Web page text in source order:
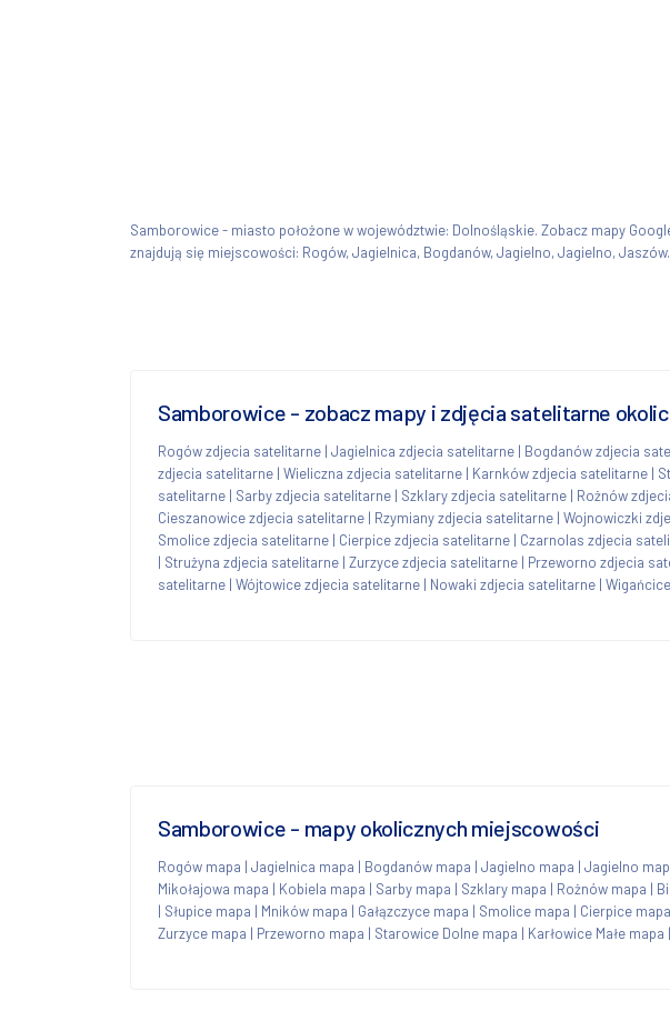
Samborowice - miasto położone w województwie: Dolnośląskie. Zobacz mapy
znajdują się miejscowości: Rogów, Jagielnica, Bogdanów, Jagielno, Jagielno, Jaszów.
Samborowice - zobacz mapy i zdjęcia satelitarne
Rogów zdjecia satelitarne | Jagielnica zdjecia satelitarne | Bogdanów zdjecia
zdjecia satelitarne | Wieliczna zdjecia satelitarne | Karnków zdjecia satelitarne |
satelitarne | Sarby zdjecia satelitarne | Szklary zdjecia satelitarne | Rożnów
Cieszanowice zdjecia satelitarne | Rzymiany zdjecia satelitarne | Wojnowiczki
Smolice zdjecia satelitarne | Cierpice zdjecia satelitarne | Czarnolas zdjecia
| Strużyna zdjecia satelitarne | Zurzyce zdjecia satelitarne | Przeworno zdjecia
satelitarne | Wójtowice zdjecia satelitarne | Nowaki zdjecia satelitarne |
Samborowice - mapy okolicznych miejscowości
Rogów mapa | Jagielnica mapa | Bogdanów mapa | Jagielno mapa | Jagielno
Mikołajowa mapa | Kobiela mapa | Sarby mapa | Szklary mapa | Rożnów mapa |
| Słupice mapa | Mników mapa | Gałązczyce mapa | Smolice mapa | Cierpice mapa
Zurzyce mapa | Przeworno mapa | Starowice Dolne mapa | Karłowice Małe mapa |